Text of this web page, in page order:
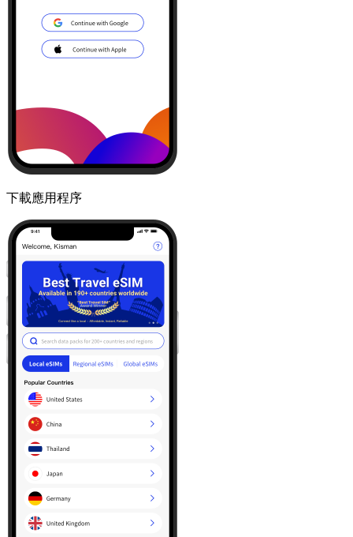
下載應用程序